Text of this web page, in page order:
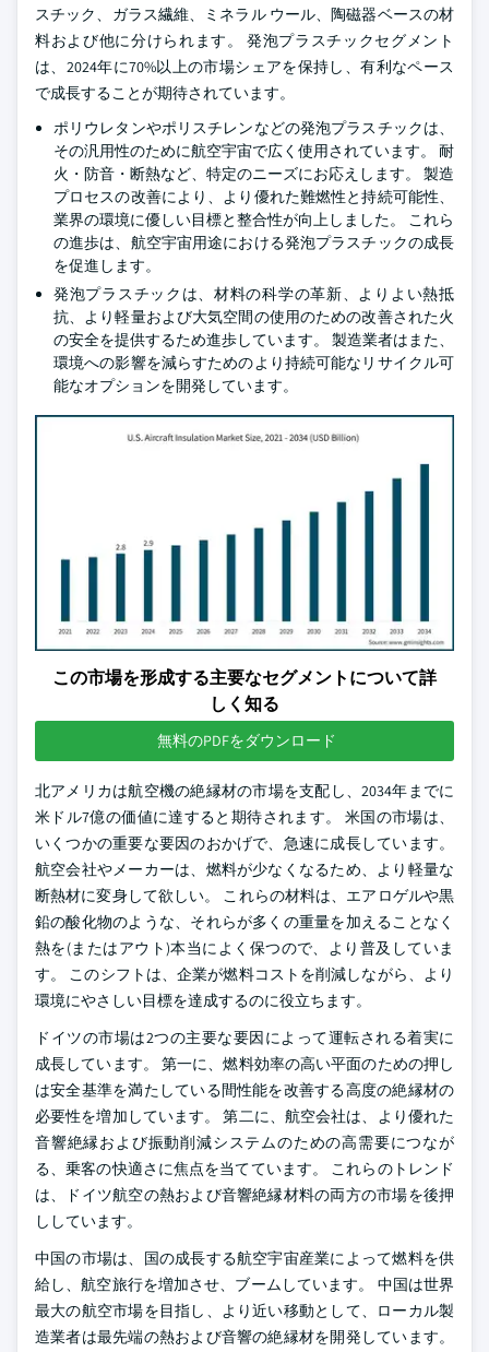
スチック、ガラス繊維、ミネラル ウール、陶磁器ベースの材
料および他に分けられます。 発泡プラスチックセグメント
は、2024年に70%以上の市場シェアを保持し、有利なペース
で成長することが期待されています。
ポリウレタンやポリスチレンなどの発泡プラスチックは、
その汎用性のために航空宇宙で広く使用されています。 耐
火・防音・断熱など、特定のニーズにお応えします。 製造
プロセスの改善により、より優れた難燃性と持続可能性、
業界の環境に優しい目標と整合性が向上しました。 これら
の進歩は、航空宇宙用途における発泡プラスチックの成長
を促進します。
発泡プラスチックは、材料の科学の革新、よりよい熱抵
抗、より軽量および大気空間の使用のための改善された火
の安全を提供するため進歩しています。 製造業者はまた、
環境への影響を減らすためのより持続可能なリサイクル可
能なオプションを開発しています。
この市場を形成する主要なセグメントについて詳
しく知る
無料のPDFをダウンロード
北アメリカは航空機の絶縁材の市場を支配し、2034年までに
米ドル7億の価値に達すると期待されます。 米国の市場は、
いくつかの重要な要因のおかげで、急速に成長しています。
航空会社やメーカーは、燃料が少なくなるため、より軽量な
断熱材に変身して欲しい。 これらの材料は、エアロゲルや黒
鉛の酸化物のような、それらが多くの重量を加えることなく
熱を(またはアウト)本当によく保つので、より普及していま
す。 このシフトは、企業が燃料コストを削減しながら、より
環境にやさしい目標を達成するのに役立ちます。
ドイツの市場は2つの主要な要因によって運転される着実に
成長しています。 第一に、燃料効率の高い平面のための押し
は安全基準を満たしている間性能を改善する高度の絶縁材の
必要性を増加しています。 第二に、航空会社は、より優れた
音響絶縁および振動削減システムのための高需要につなが
る、乗客の快適さに焦点を当てています。 これらのトレンド
は、ドイツ航空の熱および音響絶縁材料の両方の市場を後押
ししています。
中国の市場は、国の成長する航空宇宙産業によって燃料を供
給し、航空旅行を増加させ、ブームしています。 中国は世界
最大の航空市場を目指し、より近い移動として、ローカル製
造業者は最先端の熱および音響の絶縁材を開発しています。